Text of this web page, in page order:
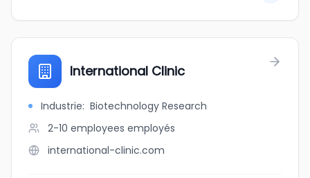
International Clinic
Industrie: Biotechnology Research
2-10 employees employés
international-clinic.com